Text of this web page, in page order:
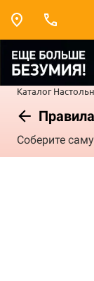
Каталог
Соберите